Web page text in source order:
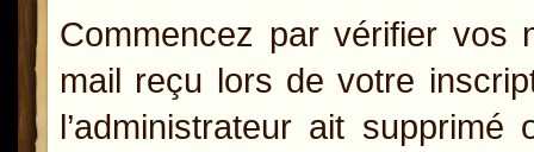
Commencez par vérifier vos
mail reçu lors de votre
l’administrateur ait